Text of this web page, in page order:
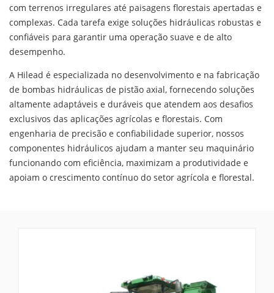
com terrenos irregulares até paisagens florestais apertadas e
complexas. Cada tarefa exige soluções hidráulicas robustas e
confiáveis para garantir uma operação suave e de alto
desempenho.
A Hilead é especializada no desenvolvimento e na fabricação
de bombas hidráulicas de pistão axial, fornecendo soluções
altamente adaptáveis e duráveis que atendem aos desafios
exclusivos das aplicações agrícolas e florestais. Com
engenharia de precisão e confiabilidade superior, nossos
componentes hidráulicos ajudam a manter seu maquinário
funcionando com eficiência, maximizam a produtividade e
apoiam o crescimento contínuo do setor agrícola e florestal.